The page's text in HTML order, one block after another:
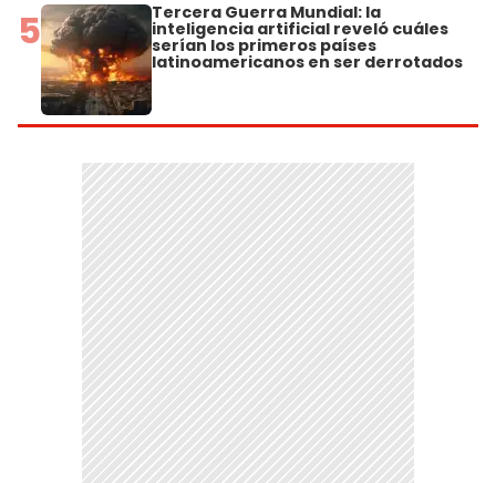
5 Tercera Guerra Mundial: la
inteligencia artificial reveló cuáles
serían los primeros países
latinoamericanos en ser derrotados